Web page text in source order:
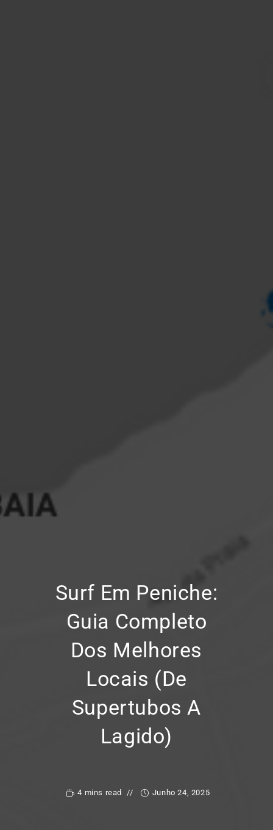
Surf Em Peniche:
Guia Completo
Dos Melhores
Locais (de
Supertubos A
Lagido)
4 mins read Junho 24, 2025